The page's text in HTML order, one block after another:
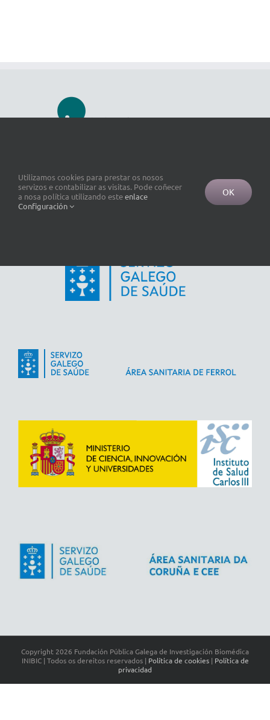
Copyright 2026 Fundación Pública Galega de Investigación Biomédica
INIBIC | Todos os dereitos reservados | Política de cookies| Política de
privacidad
Utilizamos cookies para prestar os nosos
servizos e contabilizar as visitas. Pode coñecer
a nosa política utilizando esteenlace
Configuración
OK